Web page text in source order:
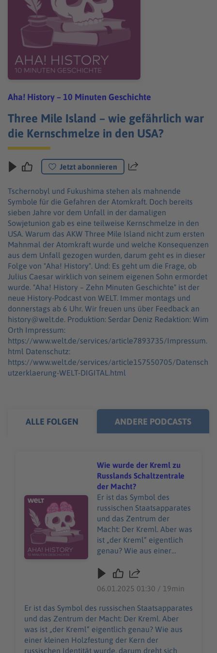
Aha! History – 10 Minuten Geschichte
Three Mile Island – wie gefährlich war
die Kernschmelze in den USA?
Jetzt abonnieren Teilen
Tschernobyl und Fukushima stehen als mahnende
Symbole für die Gefahren der Atomkraft. Doch bereits
sieben Jahre vor dem Unfall in der damaligen
Sowjetunion gab es eine teilweise Kernschmelze in den
USA. Warum das AKW Three Mile Island nicht zum ersten
Mahnmal der Atomkraft wurde und welche Konsequenzen
aus dem Unfall gezogen wurden, darum geht es in dieser
Folge von "Aha! History". Und: Es geht um die Frage, ob
Julius Caesar wirklich von seinem eigenen Sohn ermordet
wurde. "Aha! History – Zehn Minuten Geschichte" ist der
neue History-Podcast von WELT. Immer montags und
donnerstags ab 6 Uhr. Wir freuen uns über Feedback an
history@welt.de. Produktion: Serdar Deniz Redaktion: Wim
Orth Impressum:
https://www.welt.de/services/article7893735/Impressum.
html Datenschutz:
https://www.welt.de/services/article157550705/Datensch
utzerklaerung-WELT-DIGITAL.html
ALLE FOLGEN ANDERE PODCASTS
Audiotitel - Wie wurde der Kreml zu Russlands
Wie wurde der Kreml zu
Russlands Schaltzentrale
der Macht?
Er ist das Symbol des
russischen Staatsapparates
und das Zentrum der
Macht: Der Kreml. Aber was
ist „der Kreml“ eigentlich
genau? Wie aus einer
Kern der russischen
dreht sich diese Folge von
„Aha! History“. Und es geht
um einen teuren
Modeklassiker, den man
nicht einfach kaufen kann:
Die Birkin Bag. "Aha! History
06.01.2025 01:30 / 19min
Er ist das Symbol des russischen Staatsapparates
und das Zentrum der Macht: Der Kreml. Aber
was ist „der Kreml“ eigentlich genau? Wie aus
einer kleinen Holzfestung der Kern der
russischen Identität wurde, darum dreht sich